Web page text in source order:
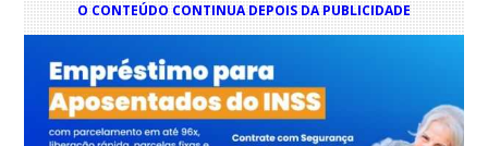
O CONTEÚDO CONTINUA DEPOIS DA PUBLICIDADE